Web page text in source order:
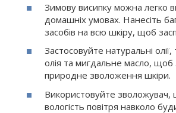
Зимову висипку можна легко
домашніх умовах. Нанесіть
засобів на всю шкіру, щоб
Застосовуйте натуральні олії,
олія та мигдальне масло, щоб
природне зволоження шкіри.
Використовуйте зволожувач,
вологість повітря навколо